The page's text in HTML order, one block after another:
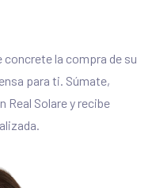
concrete la compra de su
para ti. Súmate,
Real Solare y recibe